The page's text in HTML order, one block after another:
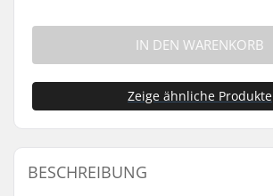
IN DEN WARENKORB
Zeige ähnliche Produkte
BESCHREIBUNG